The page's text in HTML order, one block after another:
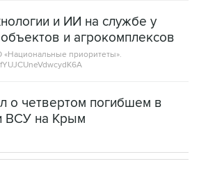
и ИИ на службе у
и агрокомплексов
приоритеты».
о четвертом погибшем в
ВСУ на Крым